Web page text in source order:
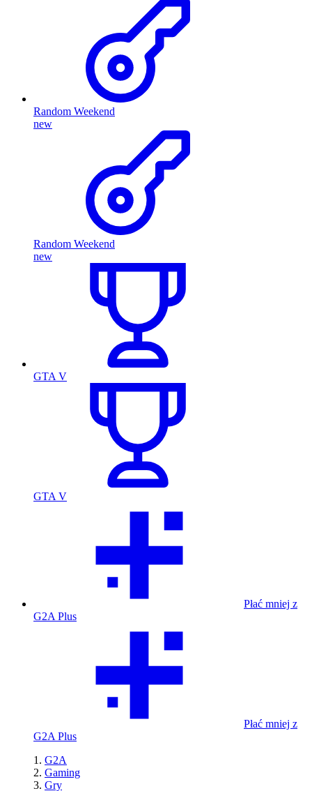
Random Weekend
new
Random Weekend
new
GTA V
GTA V
Płać mniej z
G2A Plus
Płać mniej z
G2A Plus
G2A
Gaming
Gry